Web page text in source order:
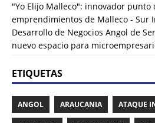
"Yo Elijo Malleco": innovador punto
emprendimientos de Malleco - Sur
Desarrollo de Negocios Angol de
nuevo espacio para
ETIQUETAS
ANGOL ARAUCANIA ATAQUE